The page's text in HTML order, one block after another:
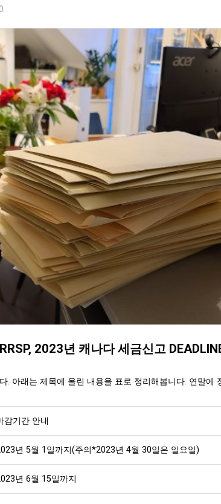
2023년 캐나다 세금신고
아래는 제목에 올린 내용을 표로 정리해봅니다. 연말에
감기간 안내
년 5월 1일까지(주의*2023년 4월 30일은 일요일)
년 6월 15일까지